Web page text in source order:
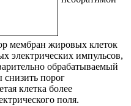
мембран жировых клеток
электрических импульсов,
обрабатываемый
снизить порог
клетка более
поля.